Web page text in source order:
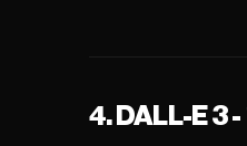
4. DALL-E 3